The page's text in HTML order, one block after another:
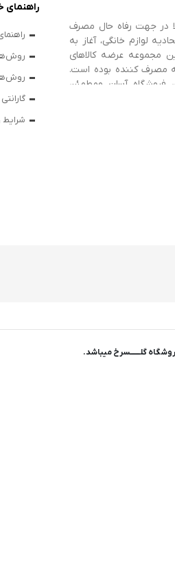
در جهت رفاه حال مصرف
از اتحادیه لوازم خانگی، آغاز به
مجموعه عرضه کالاهای
مصرف کننده بوده است.
فروشگاه آسان ومطمئن
ما را بر آن داشت تا
رسانی گسترده تر و با
راهنمای
شرایط
گلـــــــسرخ میباشد.